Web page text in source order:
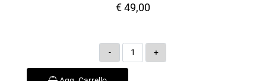
€ 49,00
Quantità